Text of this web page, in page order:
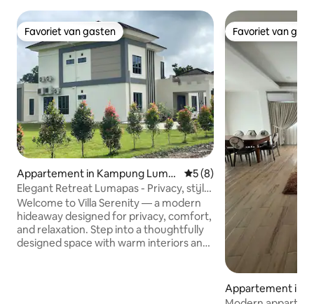
Favoriet van gasten
Favoriet van gasten
Appartement in Kampung Luma
pas
Gemiddelde beoordeling
5 (8)
Elegant Retreat Lumapas - Privacy, stijl
en comfort
Welcome to Villa Serenity — a modern
hideaway designed for privacy, comfort,
and relaxation. Step into a thoughtfully
designed space with warm interiors and
Favoriet van
Favoriet van
Appartement in